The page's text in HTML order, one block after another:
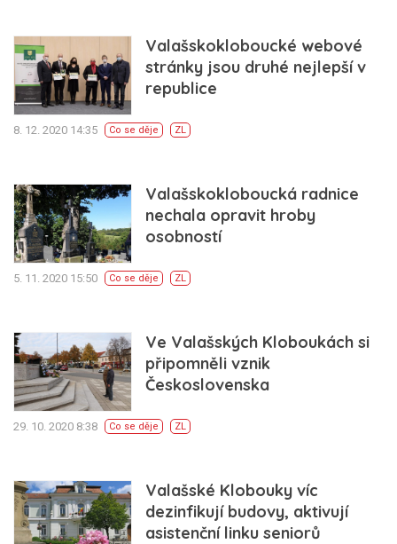
Valašskokloboucké webové
stránky jsou druhé nejlepší v
republice
8. 12. 2020 14:35 Co se děje ZL
Valašskokloboucká radnice
nechala opravit hroby
osobností
5. 11. 2020 15:50 Co se děje ZL
Ve Valašských Kloboukách si
připomněli vznik
Československa
29. 10. 2020 8:38 Co se děje ZL
Valašské Klobouky víc
dezinfikují budovy, aktivují
asistenční linku seniorů